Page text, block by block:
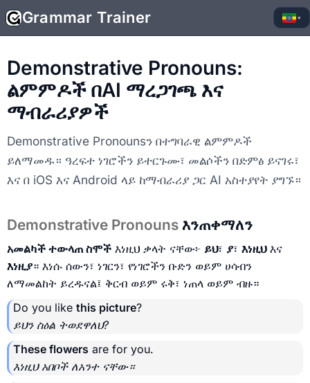
Grammar Trainer ▾
Demonstrative Pronouns:
ልምምዶች በAI ማረጋገጫ እና
ማብራሪያዎች
Demonstrative Pronounsን በተግባራዊ ልምምዶች
ይለማመዱ። ዓረፍተ ነገሮችን ይተርጉሙ፣ መልሶችን በድምፅ ይናገሩ፣
እና በ iOS እና Android ላይ ከማብራሪያ ጋር AI አስተያየት ያግኙ።
Demonstrative Pronouns እንጠቀማለን
አመልካች ተውላጠ ስሞች እነዚህ ቃላት ናቸው፦ ይህ፣ ያ፣ እነዚህእና
እነዚያ። እነሱ ሰውን፣ ነገርን፣ የነገሮችን ቡድን ወይም ሀሳብን
ለማመልከት ይረዱናል፤ ቅርብ ወይም ሩቅ፣ ነጠላ ወይም ብዙ።
Do you like this picture?
ይህን ስዕል ትወደዋለህ?
These flowers are for you.
እነዚህ አበቦች ለአንተ ናቸው።